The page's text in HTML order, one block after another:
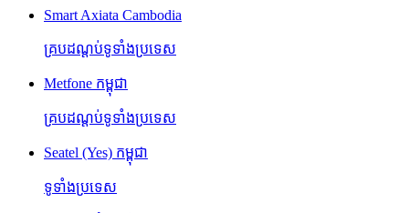
Smart Axiata Cambodia
គ្របដណ្តប់ទូទាំងប្រទេស
Metfone កម្ពុជា
គ្របដណ្តប់ទូទាំងប្រទេស
Seatel (Yes) កម្ពុជា
ទូទាំងប្រទេស